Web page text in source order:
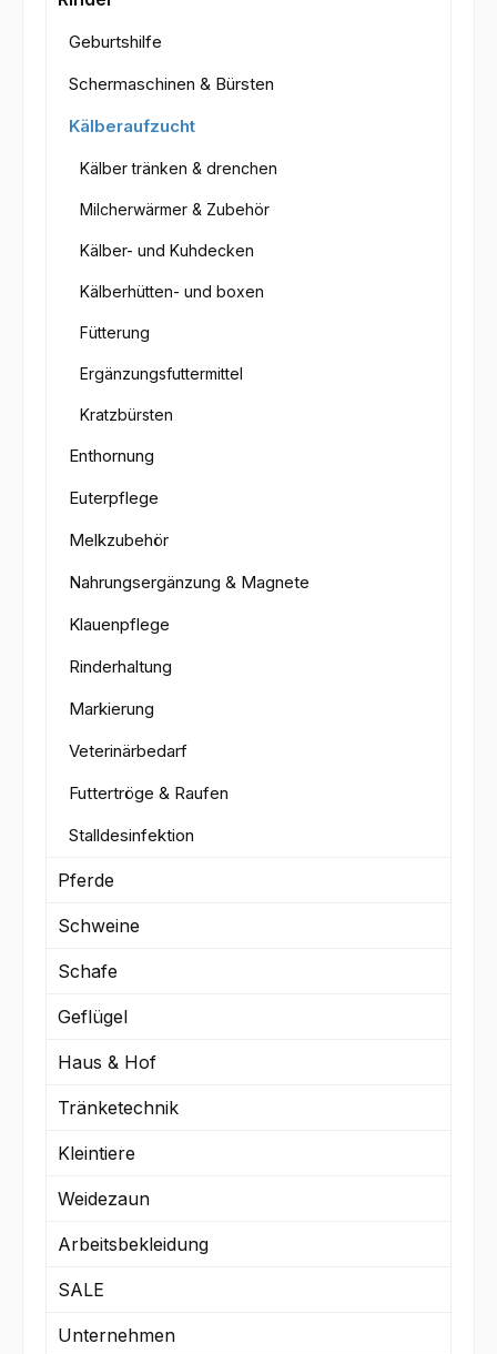
Geburtshilfe
Schermaschinen & Bürsten
Kälberaufzucht
Kälber tränken & drenchen
Milcherwärmer & Zubehör
Kälber- und Kuhdecken
Kälberhütten- und boxen
Fütterung
Ergänzungsfuttermittel
Kratzbürsten
Enthornung
Euterpflege
Melkzubehör
Nahrungsergänzung & Magnete
Klauenpflege
Rinderhaltung
Markierung
Veterinärbedarf
Futtertröge & Raufen
Stalldesinfektion
Pferde
Schweine
Schafe
Geflügel
Haus & Hof
Tränketechnik
Kleintiere
Weidezaun
Arbeitsbekleidung
SALE
Unternehmen